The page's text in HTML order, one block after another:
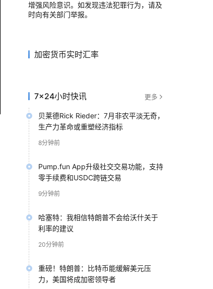
增强风险意识。如发现违法犯罪行为，请及
时向有关部门举报。
加密货币实时汇率
7×24小时快讯 更多
贝莱德Rick Rieder：7月非农平淡无奇，
生产力革命或重塑经济指标
8分钟前
Pump.fun App升级社交交易功能，支持
零手续费和USDC跨链交易
9分钟前
哈塞特：我相信特朗普不会给沃什关于
利率的建议
20分钟前
重磅！特朗普：比特币能缓解美元压
力，美国将成加密领导者